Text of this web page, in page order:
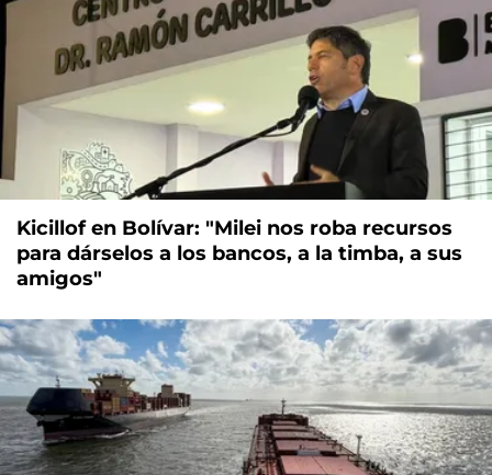
Kicillof en Bolívar: "Milei nos roba recursos
para dárselos a los bancos, a la timba, a sus
amigos"